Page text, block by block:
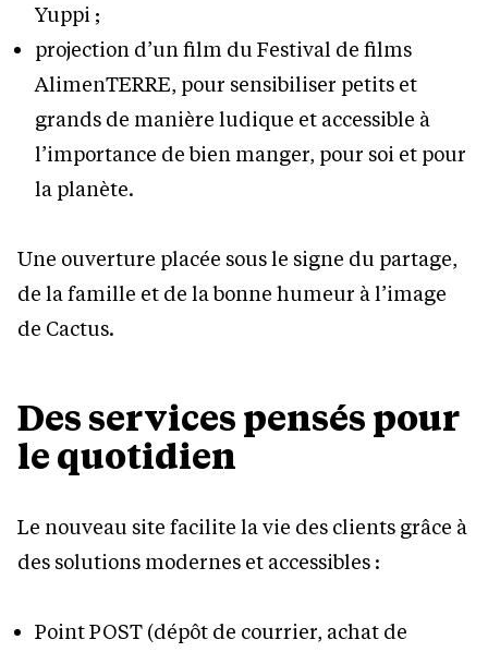
Yuppi ;
projection d’un film du Festival de films
AlimenTERRE, pour sensibiliser petits et
grands de manière ludique et accessible à
l’importance de bien manger, pour soi et pour
la planète.
Une ouverture placée sous le signe du partage,
de la famille et de la bonne humeur à l’image
de Cactus.
Des services pensés pour
le quotidien
Le nouveau site facilite la vie des clients grâce à
des solutions modernes et accessibles :
Point POST (dépôt de courrier, achat de